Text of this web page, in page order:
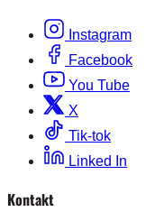
Instagram
Facebook
You Tube
X
Tik-tok
Linked In
Kontakt